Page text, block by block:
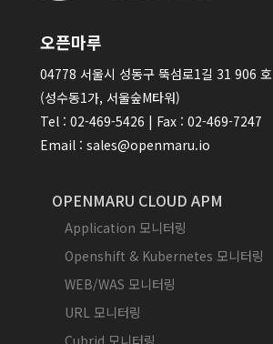
오픈마루
04778 서울시 성동구 뚝섬로1길 31 906 호
(성수동1가, 서울숲M타워)
Tel : 02-469-5426 | Fax : 02-469-7247
Email : sales@openmaru.io
OPENMARU CLOUD APM
Application 모니터링
Openshift & Kubernetes 모니터링
WEB/WAS 모니터링
URL 모니터링